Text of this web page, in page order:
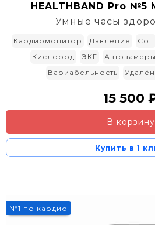
HEALTHBAND Pro №5
Умные часы
Кардиомонитор Давление Сон
Кислород
ЭКГ Автозамеры
Вариабельность
15 500
В корзину
Купить в 1
№1 по кардио